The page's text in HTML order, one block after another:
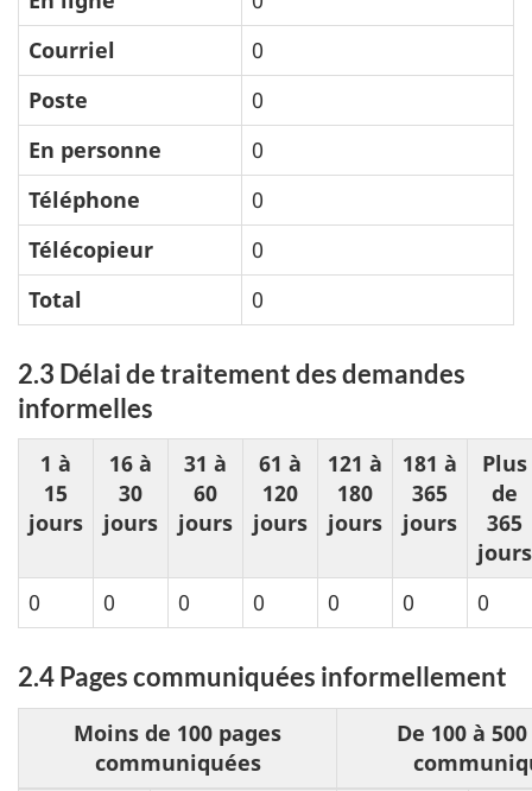
Courriel
0
Poste
0
En personne
0
Téléphone
0
Télécopieur
0
Total
0
2.3 Délai de traitement des demandes
informelles
1 à
15
jours
16 à
30
jours
31 à
60
jours
61 à
120
jours
121 à
180
jours
181 à
365
jours
Plus
de
365
jours
0
0 0 0 0 0 0
2.4 Pages communiquées informellement
Moins de 100 pages
communiquées
De 100 à